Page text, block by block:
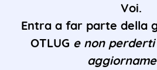
Voi.
Entra a far parte della
OTLUG e non